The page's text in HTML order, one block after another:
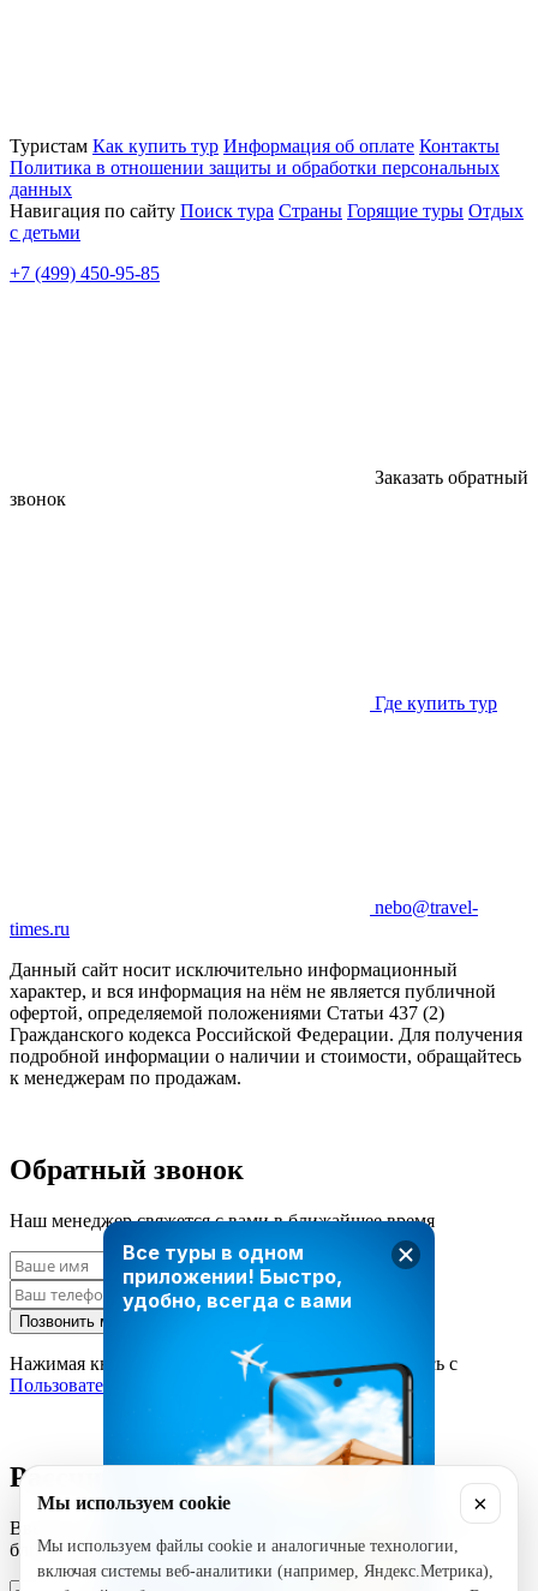
Все туры в одном
приложении! Быстро,
удобно, всегда с вами
Туристам Как купить тур Информация об оплате Контакты
Политика в отношении защиты и обработки персональных
данных
Навигация по сайту Поиск тура Страны Горящие туры Отдых
с детьми
+7 (499) 450-95-85
Заказать обратный
звонок
Где купить тур
nebo@travel-
times.ru
Данный сайт носит исключительно информационный
характер, и вся информация на нём не является публичной
офертой, определяемой положениями Статьи 437 (2)
Гражданского кодекса Российской Федерации. Для получения
подробной информации о наличии и стоимости, обращайтесь
к менеджерам по продажам.
Обратный звонок
Наш менеджер свяжется с вами в ближайшее время
Позвонить мне
Нажимая кнопку «Позвонить мне», вы соглашаетесь с
Пользовательским соглашением
Рассчитать стоимость тура
Введите ваши данные и наш менеджер свяжется с вами в
ближайшее время
Мы используем cookie ×
Мы используем файлы cookie и аналогичные технологии,
включая системы веб-аналитики (например, Яндекс.Метрика),